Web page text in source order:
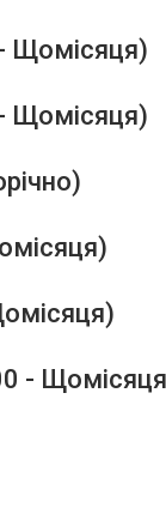
Щомісяця)
Щомісяця)
-